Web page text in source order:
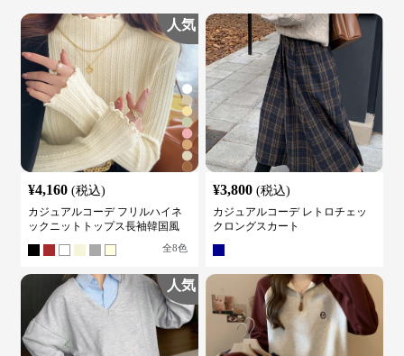
人気
¥4,160 (税込)
カジュアルコーデ フリルハイネ
ックニットトップス長袖韓国風
全8色
¥3,800 (税込)
カジュアルコーデ レトロチェッ
クロングスカート
人気